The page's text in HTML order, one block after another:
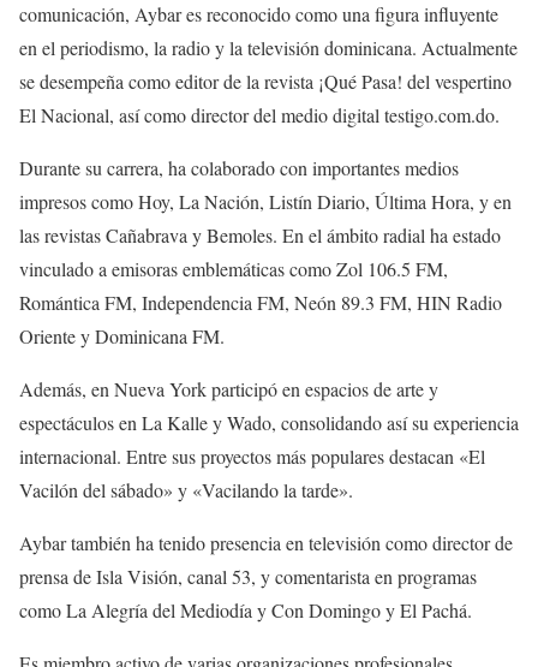
comunicación, Aybar es reconocido como una figura influyente
en el periodismo, la radio y la televisión dominicana. Actualmente
se desempeña como editor de la revista ¡Qué Pasa! del vespertino
El Nacional, así como director del medio digital testigo.com.do.
Durante su carrera, ha colaborado con importantes medios
impresos como Hoy, La Nación, Listín Diario, Última Hora, y en
las revistas Cañabrava y Bemoles. En el ámbito radial ha estado
vinculado a emisoras emblemáticas como Zol 106.5 FM,
Romántica FM, Independencia FM, Neón 89.3 FM, HIN Radio
Oriente y Dominicana FM.
Además, en Nueva York participó en espacios de arte y
espectáculos en La Kalle y Wado, consolidando así su experiencia
internacional. Entre sus proyectos más populares destacan «El
Vacilón del sábado» y «Vacilando la tarde».
Aybar también ha tenido presencia en televisión como director de
prensa de Isla Visión, canal 53, y comentarista en programas
como La Alegría del Mediodía y Con Domingo y El Pachá.